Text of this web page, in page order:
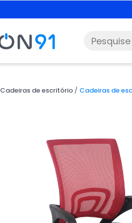
Cadeiras de escritório Cadeiras de